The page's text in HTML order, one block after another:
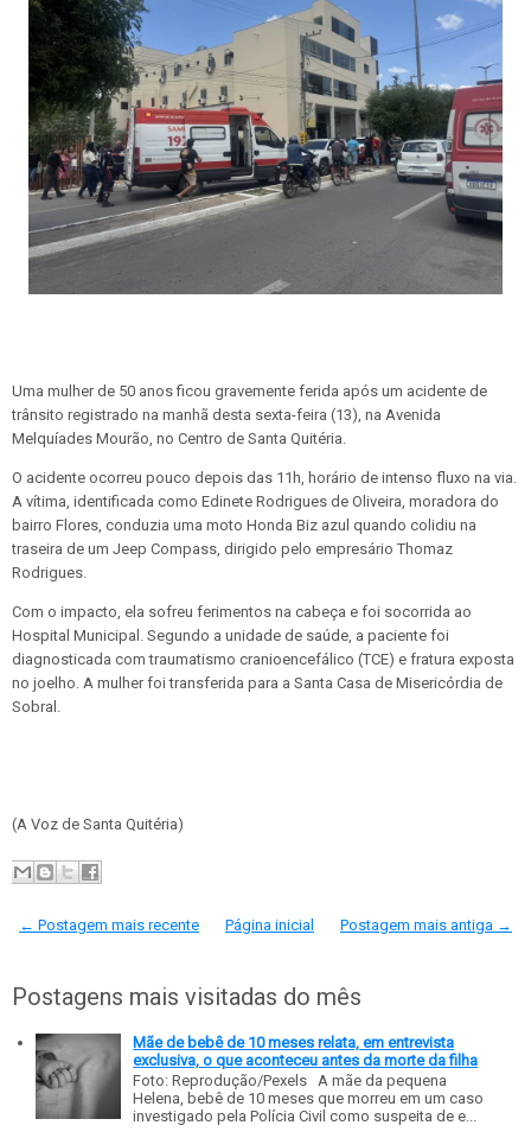
Uma mulher de 50 anos ficou gravemente ferida após um acidente de
trânsito registrado na manhã desta sexta-feira (13), na Avenida
Melquíades Mourão, no Centro de Santa Quitéria.
O acidente ocorreu pouco depois das 11h, horário de intenso fluxo na via.
A vítima, identificada como Edinete Rodrigues de Oliveira, moradora do
bairro Flores, conduzia uma moto Honda Biz azul quando colidiu na
traseira de um Jeep Compass, dirigido pelo empresário Thomaz
Rodrigues.
Com o impacto, ela sofreu ferimentos na cabeça e foi socorrida ao
Hospital Municipal. Segundo a unidade de saúde, a paciente foi
diagnosticada com traumatismo cranioencefálico (TCE) e fratura exposta
no joelho. A mulher foi transferida para a Santa Casa de Misericórdia de
Sobral.
(A Voz de Santa Quitéria)
← Postagem mais recente Postagem mais antiga →
Página inicial
Postagens mais visitadas do mês
Mãe de bebê de 10 meses relata, em entrevista
exclusiva, o que aconteceu antes da morte da filha
Foto: Reprodução/Pexels A mãe da pequena
Helena, bebê de 10 meses que morreu em um caso
investigado pela Polícia Civil como suspeita de e...